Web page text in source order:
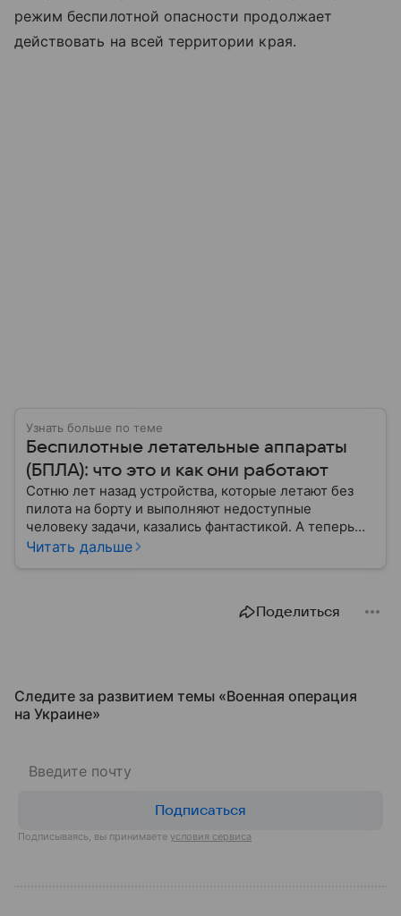
режим беспилотной опасности продолжает
действовать на всей территории края.
Узнать больше по теме
Беспилотные летательные аппараты
(БПЛА): что это и как они работают
Сотню лет назад устройства, которые летают без
пилота на борту и выполняют недоступные
человеку задачи, казались фантастикой. А теперь
они стали реальностью: собрали главное о
Читать дальше
Поделиться
Следите за развитием темы «Военная операция
на Украине»
Подписаться
Подписываясь, вы принимаете условия сервиса